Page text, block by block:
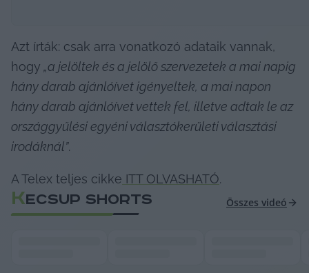
Azt írták: csak arra vonatkozó adataik vannak,
hogy „a jelöltek és a jelölő szervezetek a mai napig
hány darab ajánlóívet igényeltek, a mai napon
hány darab ajánlóívet vettek fel, illetve adtak le az
országgyűlési egyéni választókerületi választási
irodáknál”.
A Telex teljes cikke ITT OLVASHATÓ.
KECSUP SHORTS Összes videó